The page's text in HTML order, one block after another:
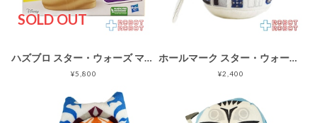
SOLD OUT
ハズブロ スター・ウォーズ マンダロリアン グローグー ミキシングムード 未開封
¥5,800
ホールマーク スター・ウォーズ R2-D2 itty bittys ビーンバッグ ぬいぐるみ 紙タグ付き
¥2,400